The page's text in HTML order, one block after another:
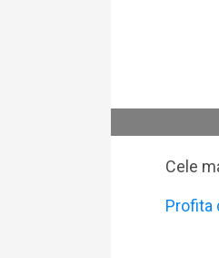
Cele
Profita